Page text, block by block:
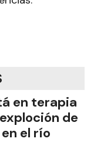
en terapia
de
el río